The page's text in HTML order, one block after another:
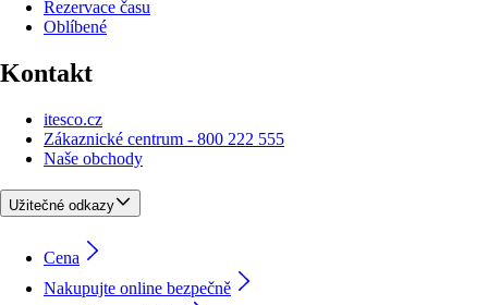
Rezervace času
Oblíbené
Kontakt
itesco.cz
Zákaznické centrum - 800 222 555
Naše obchody
Užitečné odkazy
Cena
Nakupujte online bezpečně